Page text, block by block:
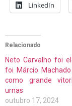
LinkedIn
Relacionado
Neto Carvalho foi
foi Márcio
como grande
urnas
outubro 17, 2024